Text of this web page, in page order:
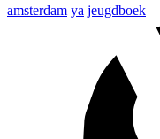
amsterdam ya jeugdboek